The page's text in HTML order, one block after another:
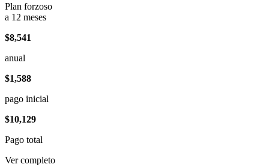
Plan forzoso
a 12 meses
$8,541
anual
$1,588
pago inicial
$10,129
Pago total
Ver completo